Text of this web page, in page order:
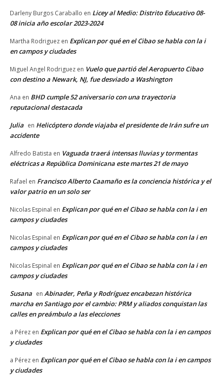
Darleny Burgos Caraballo en Licey al Medio: Distrito Educativo 08-
08 inicia año escolar 2023-2024
Martha Rodriguez en Explican por qué en el Cibao se habla con la i
en campos y ciudades
Miguel Angel Rodriguez en Vuelo que partió del Aeropuerto Cibao
con destino a Newark, NJ, fue desviado a Washington
Ana en BHD cumple 52 aniversario con una trayectoria
reputacional destacada
Julia en Helicóptero donde viajaba el presidente de Irán sufre un
accidente
Alfredo Batista en Vaguada traerá intensas lluvias y tormentas
eléctricas a República Dominicana este martes 21 de mayo
Rafael en Francisco Alberto Caamaño es la conciencia histórica y el
valor patrio en un solo ser
Nicolas Espinal en Explican por qué en el Cibao se habla con la i en
campos y ciudades
Nicolas Espinal en Explican por qué en el Cibao se habla con la i en
campos y ciudades
Nicolas Espinal en Explican por qué en el Cibao se habla con la i en
campos y ciudades
Susana en Abinader, Peña y Rodríguez encabezan histórica
marcha en Santiago por el cambio: PRM y aliados conquistan las
calles en preámbulo a las elecciones
a Pérez en Explican por qué en el Cibao se habla con la i en campos
y ciudades
a Pérez en Explican por qué en el Cibao se habla con la i en campos
y ciudades